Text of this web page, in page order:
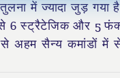
में ज्यादा जुड़ गया
6 स्ट्रैटेजिक और 5
सैन्य कमांडों में